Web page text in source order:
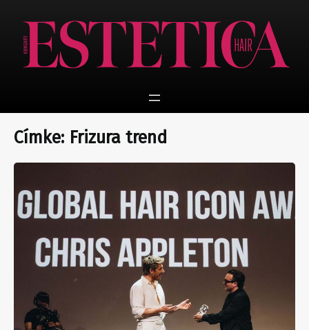
tartalomhoz
Címke: Frizura trend